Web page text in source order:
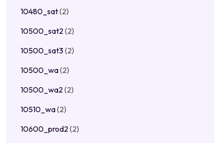
10480_sat(2)
10500_sat2(2)
10500_sat3(2)
10500_wa(2)
10500_wa2(2)
10510_wa(2)
10600_prod2(2)